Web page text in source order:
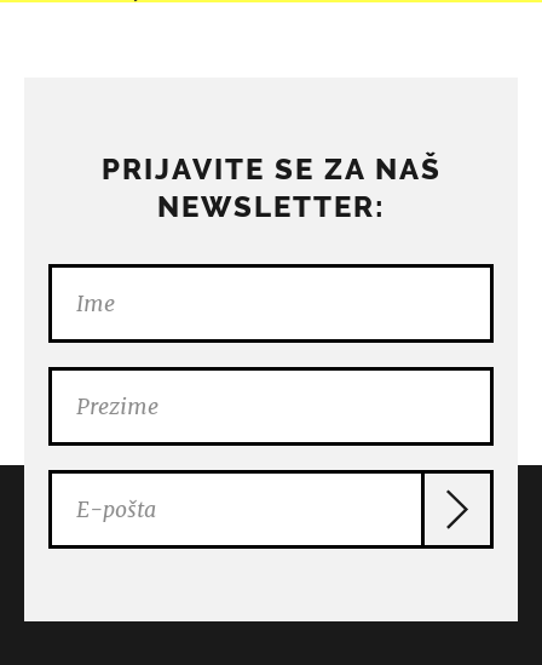
PRIJAVITE SE ZA NAŠ
NEWSLETTER: